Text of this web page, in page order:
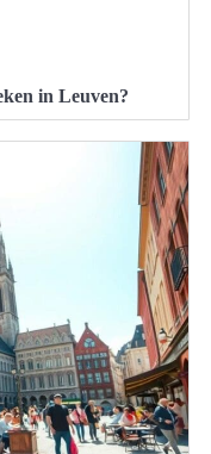
in Leuven?